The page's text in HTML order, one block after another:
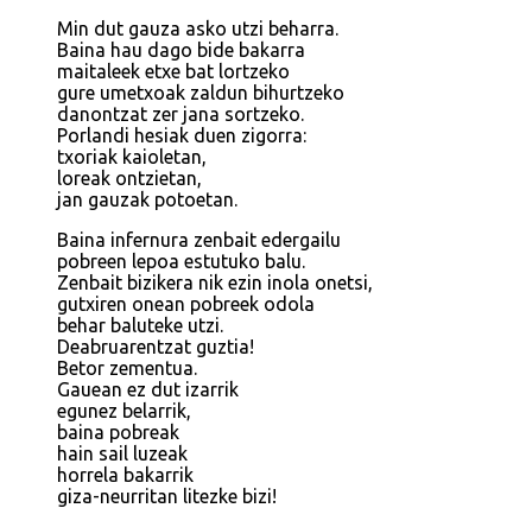
Min dut gauza asko utzi beharra.
Baina hau dago bide bakarra
maitaleek etxe bat lortzeko
gure umetxoak zaldun bihurtzeko
danontzat zer jana sortzeko.
Porlandi hesiak duen zigorra:
txoriak kaioletan,
loreak ontzietan,
jan gauzak potoetan.
Baina infernura zenbait edergailu
pobreen lepoa estutuko balu.
Zenbait bizikera nik ezin inola onetsi,
gutxiren onean pobreek odola
behar baluteke utzi.
Deabruarentzat guztia!
Betor zementua.
Gauean ez dut izarrik
egunez belarrik,
baina pobreak
hain sail luzeak
horrela bakarrik
giza-neurritan litezke bizi!